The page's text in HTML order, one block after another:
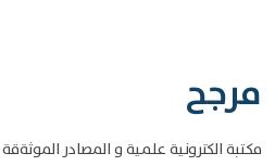
مرجح
مكتبة الكترونية علمية و المصادر